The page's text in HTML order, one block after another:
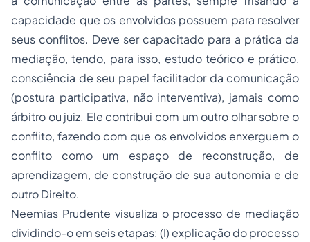
capacidade que os envolvidos possuem para resolver
seus conflitos. Deve ser capacitado para a prática da
mediação, tendo, para isso, estudo teórico e prático,
consciência de seu papel facilitador da comunicação
(postura participativa, não interventiva), jamais como
árbitro ou juiz. Ele contribui com um outro olhar sobre o
conflito, fazendo com que os envolvidos enxerguem o
conflito como um espaço de reconstrução, de
aprendizagem, de construção de sua autonomia e de
outro Direito.
Neemias Prudente visualiza o processo de mediação
dividindo-o em seis etapas: (I) explicação do processo